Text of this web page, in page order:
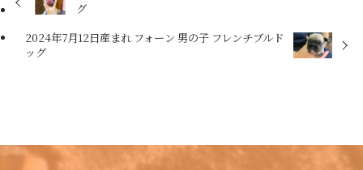
グ
2024年7月12日産まれ フォーン 男の子 フレンチブルド
ッグ